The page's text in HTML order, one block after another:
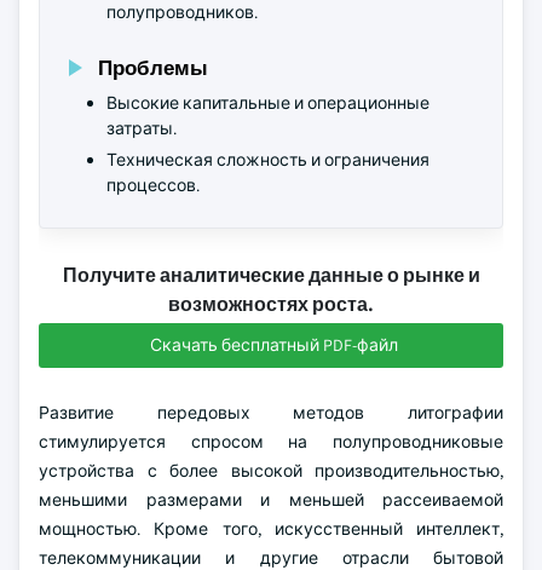
полупроводников.
Проблемы
Высокие капитальные и операционные
затраты.
Техническая сложность и ограничения
процессов.
Получите аналитические данные о рынке и
возможностях роста.
Скачать бесплатный PDF-файл
Развитие передовых методов литографии
стимулируется спросом на полупроводниковые
устройства с более высокой производительностью,
меньшими размерами и меньшей рассеиваемой
мощностью. Кроме того, искусственный интеллект,
телекоммуникации и другие отрасли бытовой